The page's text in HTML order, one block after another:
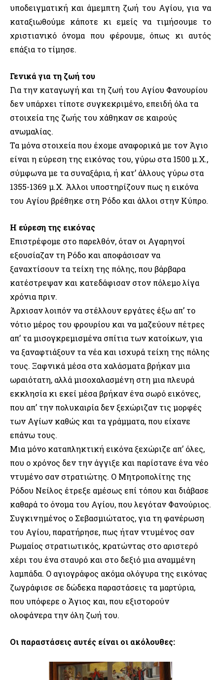
υποδειγματική και άμεμπτη ζωή του Αγίου, για να
καταξιωθούμε κάποτε κι εμείς να τιμήσουμε το
χριστιανικό όνομα που φέρουμε, όπως κι αυτός
επάξια το τίμησε.
Γενικά για τη ζωή του
Για την καταγωγή και τη ζωή του Αγίου Φανουρίου
δεν υπάρχει τίποτε συγκεκριμένο, επειδή όλα τα
στοιχεία της ζωής του χάθηκαν σε καιρούς
ανωμαλίας.
Τα μόνα στοιχεία που έχομε αναφορικά με τον Άγιο
είναι η εύρεση της εικόνας του, γύρω στα 1500 μ.Χ.,
σύμφωνα με τα συναξάρια, ή κατ’ άλλους γύρω στα
1355-1369 μ.Χ. Άλλοι υποστηρίζουν πως η εικόνα
του Αγίου βρέθηκε στη Ρόδο και άλλοι στην Κύπρο.
Η εύρεση της εικόνας
Επιστρέφομε στο παρελθόν, όταν οι Αγαρηνοί
εξουσίαζαν τη Ρόδο και αποφάσισαν να
ξαναχτίσουν τα τείχη της πόλης, που βάρβαρα
κατέστρεψαν και κατεδάφισαν στον πόλεμο λίγα
χρόνια πριν.
Άρχισαν λοιπόν να στέλλουν εργάτες έξω απ’ το
νότιο μέρος του φρουρίου και να μαζεύουν πέτρες
απ’ τα μισογκρεμισμένα σπίτια των κατοίκων, για
να ξαναφτιάξουν τα νέα και ισχυρά τείχη της πόλης
τους. Ξαφνικά μέσα στα χαλάσματα βρήκαν μια
ωραιότατη, αλλά μισοχαλασμένη στη μια πλευρά
εκκλησία κι εκεί μέσα βρήκαν ένα σωρό εικόνες,
που απ’ την πολυκαιρία δεν ξεχώριζαν τις μορφές
των Αγίων καθώς και τα γράμματα, που είχανε
επάνω τους.
Μια μόνο καταπληκτική εικόνα ξεχώριζε απ’ όλες,
που ο χρόνος δεν την άγγιξε και παρίστανε ένα νέο
ντυμένο σαν στρατιώτης. Ο Μητροπολίτης της
Ρόδου Νείλος έτρεξε αμέσως επί τόπου και διάβασε
καθαρά το όνομα του Αγίου, που λεγόταν Φανούριος.
Συγκινημένος ο Σεβασμιώτατος, για τη φανέρωση
του Αγίου, παρατήρησε, πως ήταν ντυμένος σαν
Ρωμαίος στρατιωτικός, κρατώντας στο αριστερό
χέρι του ένα σταυρό και στο δεξιό μια αναμμένη
λαμπάδα. Ο αγιογράφος ακόμα ολόγυρα της εικόνας
ζωγράφισε σε δώδεκα παραστάσεις τα μαρτύρια,
που υπόφερε ο Άγιος και, που εξιστορούν
ολοφάνερα την όλη ζωή του.
Οι παραστάσεις αυτές είναι οι ακόλουθες: